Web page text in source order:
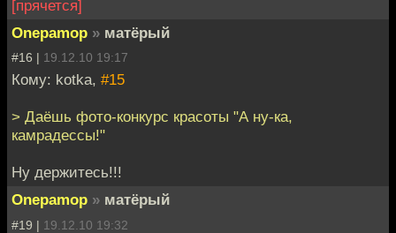
[прячется]
Onepamop » матёрый
#16 | 19.12.10 19:17
Кому: kotka, #15
> Даёшь фото-конкурс красоты "А ну-ка,
камрадессы!"
Ну держитесь!!!
Onepamop » матёрый
#19 | 19.12.10 19:32